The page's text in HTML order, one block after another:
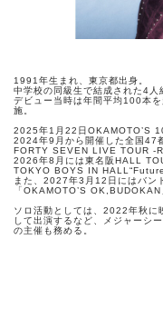
1991年生まれ、東京都出身。
中学校の同級生で結成された4人
デビュー当時は年間平均100本
施。
2025年1月22日OKAMOTO’S
2024年9月から開催した全国47
FORTY SEVEN LIVE TOUR -
2026年8月には東名阪HALL
TOKYO BOYS IN HALL“Future
また、2027年3月12日にはバン
「OKAMOTO’S OK,BUDOKAN
ソロ活動としては、2022年秋に
して出演するなど、メジャーシ
の主催も務める。